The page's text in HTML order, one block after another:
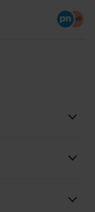
suorituskyvyn ja